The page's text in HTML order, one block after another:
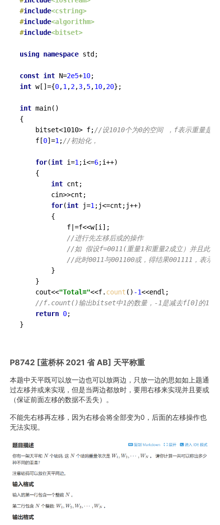
#include<cstring>
#include<algorithm>
#include<bitset>
using namespace std;
const int N=2e5+10
int w[]={0,1 ,2,3,5,10,20};
int main()
{
	bitset<1010> f;
//设1010个为0的空间 ，f表示重量是
	f[
0]=1 ;//初始化，
for(int i=1 ;i<=6;i++)
int cnt;
for(int j=1 ;j<=cnt;j++)
//进行先左移后或的操作
//如 假设f=0011(重量1和重量2成立）并且此时
//此时0011与001100或，得结果001111，表示
	cout<<
"Total="<<f. count () -1<<endl;
//f.count()输出bitset中1的数量，-1是减去f[0]的1
return 0;
}
P8742 [蓝桥杯 2021 省 AB] 天平称重
本题中天平既可以放一边也可以放两边，只放一边的思如如上题通
过左移并或来实现，但是当两边都放时，要用右移来实现并且要或
（保证前面左移的数据不丢失）。
不能先右移再左移，因为右移会将全部变为0，后面的左移操作也
无法实现。